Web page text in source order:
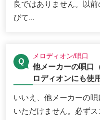
良ではありません。以
びて...
メロディオン/唄口
他メーカーの唄口
ロディオンにも使
いいえ、他メーカーの
いただけません。必ず